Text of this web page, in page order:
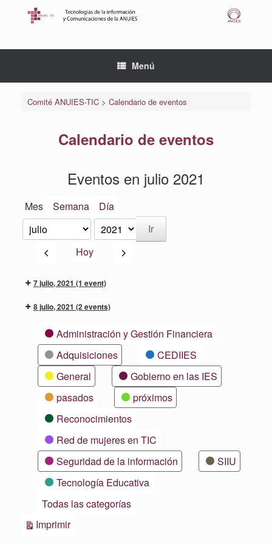
Menú
Comité ANUIES-TIC> Calendario de eventos
Calendario de eventos
Eventos en julio 2021
Mes Semana Día
Mes
Año
AnteriorHoy Siguiente
7 julio, 2021 (1 event)
8 julio, 2021 (2 events)
CategoríasAdministración y Gestión Financiera
Adquisiciones
CEDIIES
General
Gobierno en las IES
pasados
próximos
Reconocimientos
Red de mujeres en TIC
Seguridad de la información
SIIU
Tecnología Educativa
Todas las categorías
ImprimirVistas